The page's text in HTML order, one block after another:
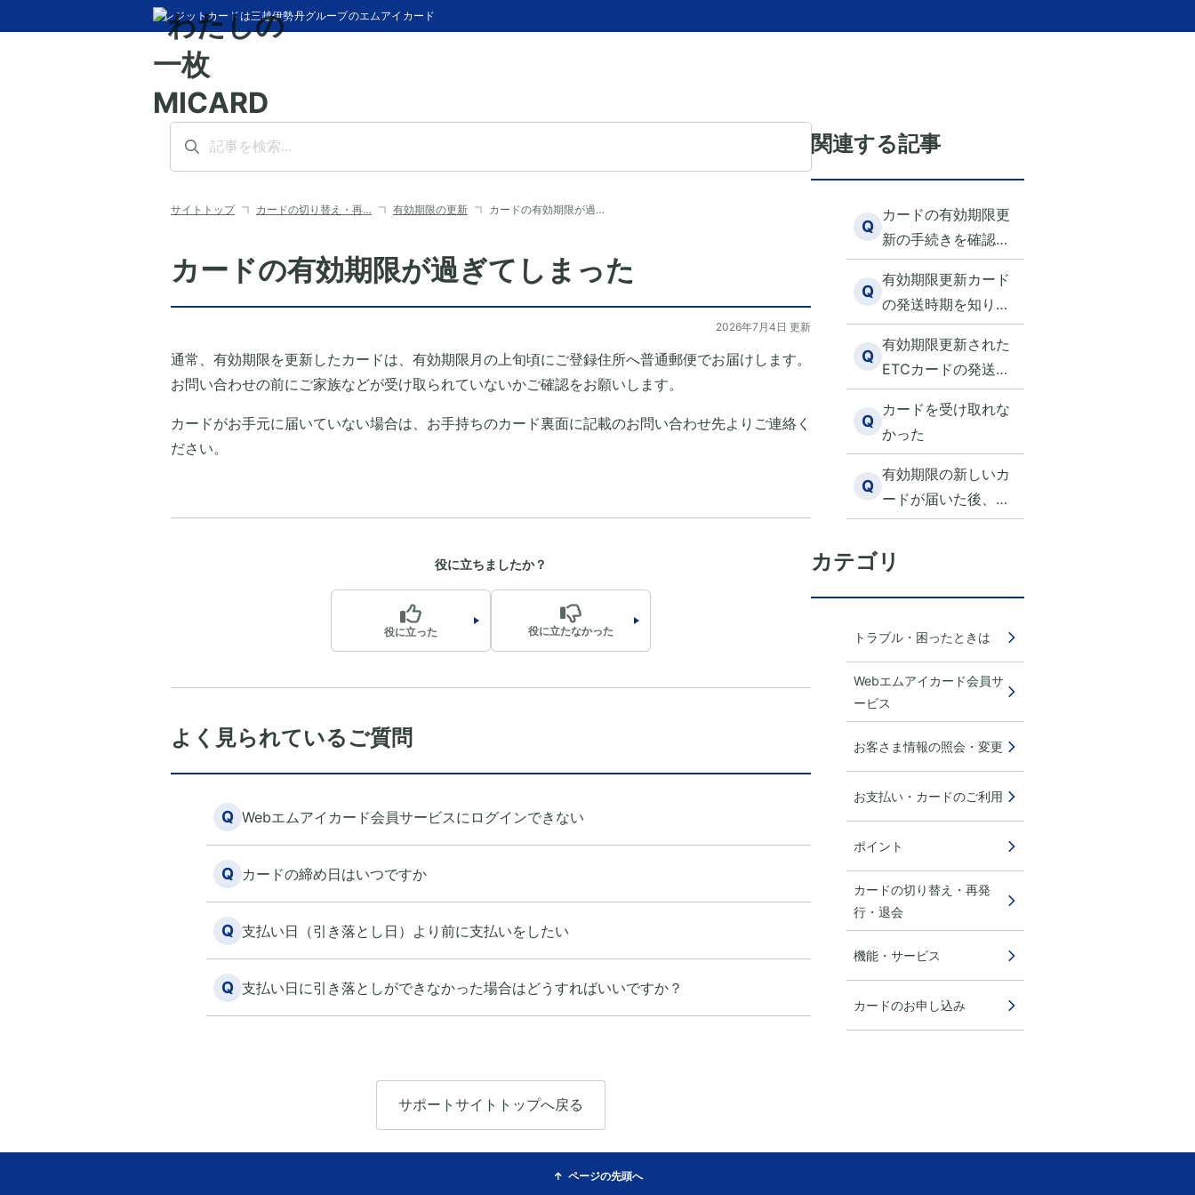
クレジットカードは三越伊勢丹グループのエムアイカード
サイトトップ カードの切り替え・再… 有効期限の更新 カードの有効期限が過…
カードの有効期限が過ぎてしまった
2026年7月4日 更新
通常、有効期限を更新したカードは、有効期限月の上旬頃にご登録住所へ普通郵便でお届けします。
お問い合わせの前にご家族などが受け取られていないかご確認をお願いします。
カードがお手元に届いていない場合は、お手持ちのカード裏面に記載のお問い合わせ先よりご連絡く
ださい。
役に立ちましたか？
役に立った 役に立たなかった
よく見られているご質問
Q Webエムアイカード会員サービスにログインできない
Q カードの締め日はいつですか
Q 支払い日（引き落とし日）より前に支払いをしたい
Q 支払い日に引き落としができなかった場合はどうすればいいですか？
サポートサイトトップへ戻る
関連する記事
Q
カードの有効期限更
新の手続きを確認し
たい
Q
有効期限更新カード
の発送時期を知りた
い
Q
有効期限更新された
ETCカードの発送時
期を知りたい
Q
カードを受け取れな
かった
Q
有効期限の新しいカ
ードが届いた後、ポ
イント交換画面で有
効期限の更新ができ
ず、交換できませ
ん。 どうしたらいい
カテゴリ
トラブル・困ったときは
Webエムアイカード会員サ
ービス
お客さま情報の照会・変更
お支払い・カードのご利用
ポイント
カードの切り替え・再発
行・退会
機能・サービス
カードのお申し込み
ページの先頭へ